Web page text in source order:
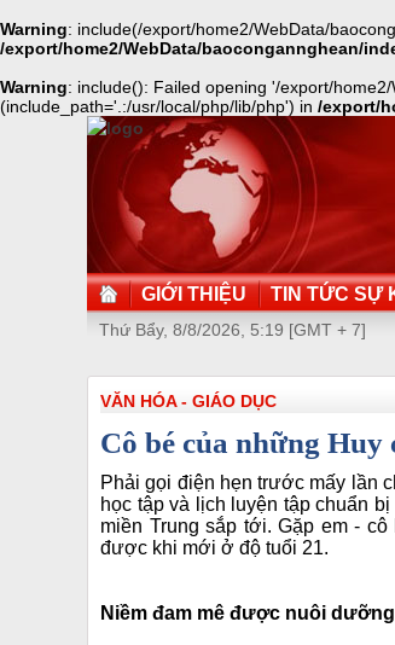
Warning: include(/export/home2/WebData/
/export/home2/WebData/baocongannghean/
Warning: include(): Failed opening '/export/
(include_path='.:/usr/local/php/lib/php') in /export/
GIỚI THIỆU TIN TỨC SỰ
Thứ Bẩy, 8/8/2026, 5:19 [GMT + 7]
VĂN HÓA - GIÁO DỤC
Cô bé của những Huy
Phải gọi điện hẹn trước mấy lần
học tập và lịch luyện tập chuẩn
miền Trung sắp tới. Gặp em -
được khi mới ở độ tuổi 21.
Niềm đam mê được nuôi